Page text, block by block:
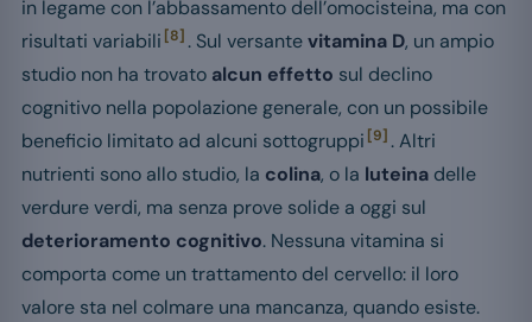
in legame con l’abbassamento dell’omocisteina, ma con
risultati variabili [8] . Sul versantevitamina D, un ampio
studio non ha trovato alcun effetto sul declino
cognitivo nella popolazione generale, con un possibile
beneficio limitato ad alcuni sottogruppi [9] . Altri
nutrienti sono allo studio, la colina, o la luteina delle
verdure verdi, ma senza prove solide a oggi sul
deterioramento cognitivo. Nessuna vitamina si
comporta come un trattamento del cervello: il loro
valore sta nel colmare una mancanza, quando esiste.